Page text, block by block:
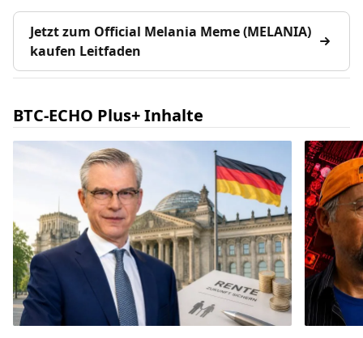
Jetzt zum Official Melania Meme (MELANIA)
kaufen Leitfaden
BTC-ECHO Plus+ Inhalte